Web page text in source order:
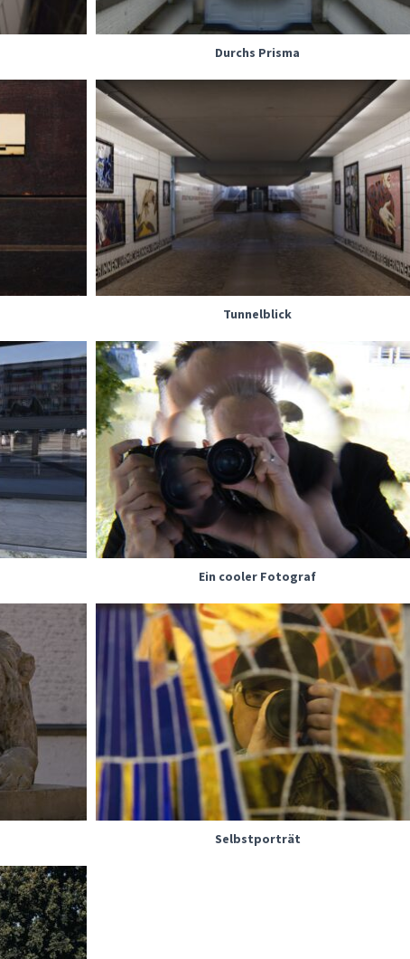
Durchs Prisma
Tunnelblick
Ein cooler Fotograf
Selbstporträt